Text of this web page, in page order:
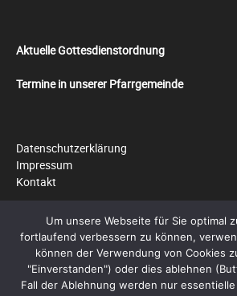
Aktuelle Gottesdienstordnung
Termine in unserer Pfarrgemeinde
Datenschutzerklärung
Impressum
Kontakt
Sitemap
Um unsere Webseite für Sie optimal
fortlaufend verbessern zu können,
können der Verwendung von Cookies
"Einverstanden") oder dies ablehnen
Fall der Ablehnung werden nur